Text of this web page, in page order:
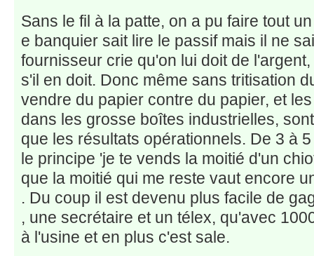
Sans le fil à la patte, on a pu faire tout
e banquier sait lire le passif mais il ne
fournisseur crie qu'on lui doit de
s'il en doit. Donc même sans tritisation
vendre du papier contre du papier, et
dans les grosse boîtes industrielles,
que les résultats opérationnels. De 3 à
le principe 'je te vends la moitié d'un
que la moitié qui me reste vaut encore
. Du coup il est devenu plus facile de
, une secrétaire et un télex, qu'avec
à l'usine et en plus c'est sale.